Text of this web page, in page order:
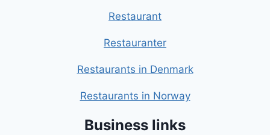
Restaurant
Restauranter
Restaurants in Denmark
Restaurants in Norway
Business links